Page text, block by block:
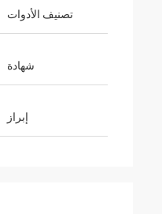
تصنيف الأدوات
شهادة
إبراز